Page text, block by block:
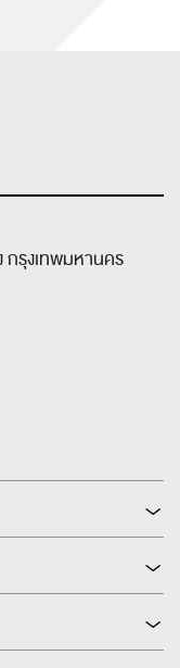
กรุงเทพมหานคร
Analysis